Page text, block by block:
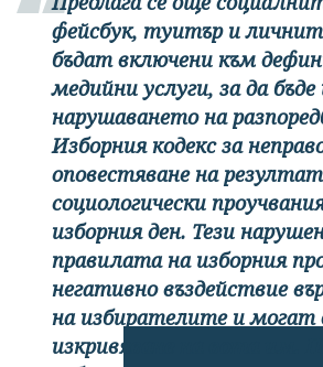
фейсбук, туитър и
бъдат включени към
медийни услуги, за да
нарушаването на
Изборния кодекс за
оповестяване на
социологически
изборния ден. Тези
правилата на изборния
негативно въздействие
на избирателите и могат
изкривяване на вота им.